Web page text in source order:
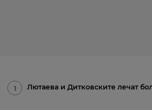
1 Лютаева и Дитковските лечат